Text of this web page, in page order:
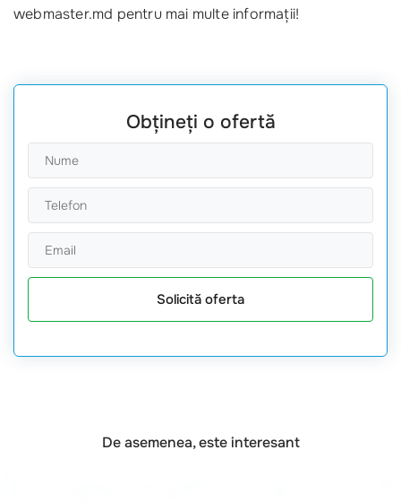
webmaster.md pentru mai multe informații!
Obțineți o ofertă
Solicită oferta
De asemenea, este interesant